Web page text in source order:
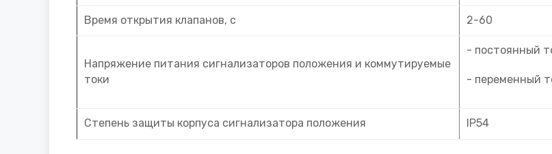
Время открытия клапанов, с 2-60
Напряжение питания сигнализаторов положения и коммутируемые
токи
- постоянный
- переменный
Степень защиты корпуса сигнализатора положения IP54